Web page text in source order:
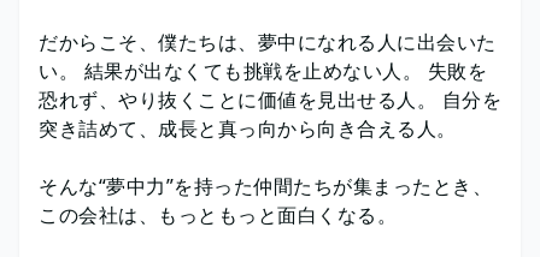
だからこそ、僕たちは、夢中になれる人に出会いた
い。 結果が出なくても挑戦を止めない人。 失敗を
恐れず、やり抜くことに価値を見出せる人。 自分を
突き詰めて、成長と真っ向から向き合える人。
そんな“夢中力”を持った仲間たちが集まったとき、
この会社は、もっともっと面白くなる。